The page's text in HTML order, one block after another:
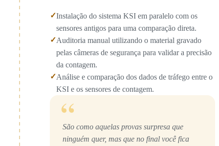
✓Instalação do sistema KSI em paralelo com os
sensores antigos para uma comparação direta.
✓Auditoria manual utilizando o material gravado
pelas câmeras de segurança para validar a precisão
da contagem.
✓Análise e comparação dos dados de tráfego entre o
KSI e os sensores de contagem.
“
São como aquelas provas surpresa que
ninguém quer, mas que no final você fica